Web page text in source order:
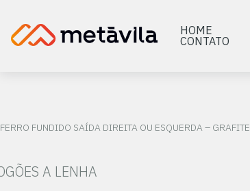
HOME
CONTATO
FUNDIDO SAÍDA DIREITA OU ESQUERDA – GRAFITE
A LENHA